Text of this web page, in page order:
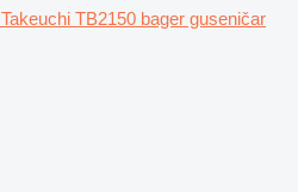
Takeuchi TB2150 bager guseničar